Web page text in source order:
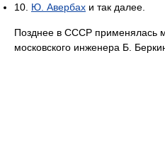
10. Ю. Авербах и так далее.
Позднее в СССР применялась
московского инженера Б.